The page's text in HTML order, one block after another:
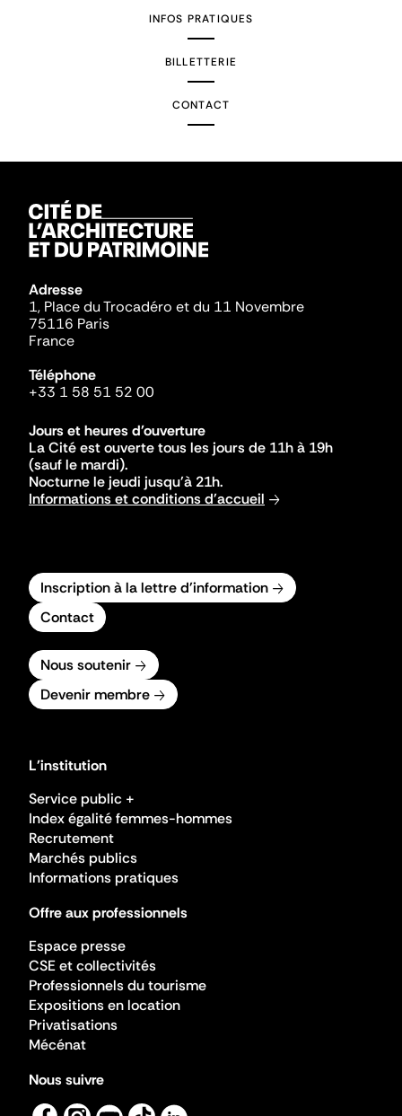
INFOS PRATIQUES
BILLETTERIE
CONTACT
Adresse
1, Place du Trocadéro et du 11 Novembre
75116 Paris
France
Téléphone
+33 1 58 51 52 00
Jours et heures d'ouverture
La Cité est ouverte tous les jours de 11h à 19h
(sauf le mardi).
Nocturne le jeudi jusqu'à 21h.
Informations et conditions d'accueil
Inscription à la lettre d'information
Contact
Nous soutenir
Devenir membre
L'institution
Service public +
Index égalité femmes-hommes
Recrutement
Marchés publics
Informations pratiques
Offre aux professionnels
Espace presse
CSE et collectivités
Professionnels du tourisme
Expositions en location
Privatisations
Mécénat
Nous suivre